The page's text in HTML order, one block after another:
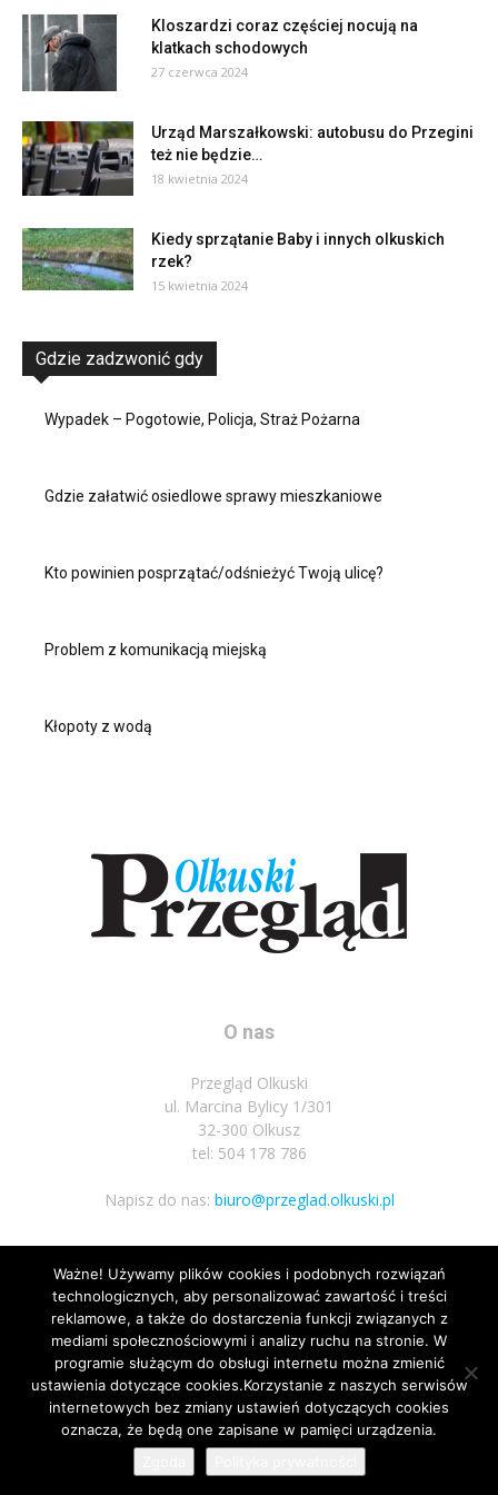
Kloszardzi coraz częściej nocują na
klatkach schodowych
27 czerwca 2024
Urząd Marszałkowski: autobusu do Przegini
też nie będzie…
18 kwietnia 2024
Kiedy sprzątanie Baby i innych olkuskich
rzek?
15 kwietnia 2024
Gdzie zadzwonić gdy
Wypadek – Pogotowie, Policja, Straż Pożarna
Gdzie załatwić osiedlowe sprawy mieszkaniowe
Kto powinien posprzątać/odśnieżyć Twoją ulicę?
Problem z komunikacją miejską
Kłopoty z wodą
O nas
Przegląd Olkuski
ul. Marcina Bylicy 1/301
32-300 Olkusz
tel: 504 178 786
Napisz do nas: biuro@przeglad.olkuski.pl
Podążaj za nami
Nota prawna Polityka prywatnosci Kariera Regulamin
© Wszelkie prawa zastrzeżone 2020
Ważne! Używamy plików cookies i podobnych rozwiązań
technologicznych, aby personalizować zawartość i treści
reklamowe, a także do dostarczenia funkcji związanych z
mediami społecznościowymi i analizy ruchu na stronie. W
programie służącym do obsługi internetu można zmienić
ustawienia dotyczące cookies.Korzystanie z naszych serwisów
internetowych bez zmiany ustawień dotyczących cookies
oznacza, że będą one zapisane w pamięci urządzenia.